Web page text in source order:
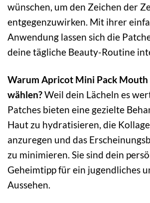
wünschen, um den Zeichen der
entgegenzuwirken. Mit ihrer
Anwendung lassen sich die
deine tägliche Beauty-Routine
Warum Apricot Mini Pack Mouth
wählen?Weil dein Lächeln es
Patches bieten eine gezielte
Haut zu hydratisieren, die
anzuregen und das
zu minimieren. Sie sind dein
Geheimtipp für ein jugendliches
Aussehen.